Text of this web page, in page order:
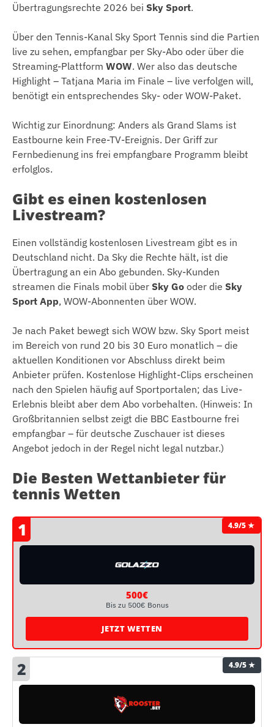
Übertragungsrechte 2026 bei Sky Sport.
Über den Tennis-Kanal Sky Sport Tennis sind die Partien
live zu sehen, empfangbar per Sky-Abo oder über die
Streaming-Plattform WOW. Wer also das deutsche
Highlight – Tatjana Maria im Finale – live verfolgen will,
benötigt ein entsprechendes Sky- oder WOW-Paket.
Wichtig zur Einordnung: Anders als Grand Slams ist
Eastbourne kein Free-TV-Ereignis. Der Griff zur
Fernbedienung ins frei empfangbare Programm bleibt
erfolglos.
Gibt es einen kostenlosen
Livestream?
Einen vollständig kostenlosen Livestream gibt es in
Deutschland nicht. Da Sky die Rechte hält, ist die
Übertragung an ein Abo gebunden. Sky-Kunden
streamen die Finals mobil über Sky Go oder die Sky
Sport App, WOW-Abonnenten über WOW.
Je nach Paket bewegt sich WOW bzw. Sky Sport meist
im Bereich von rund 20 bis 30 Euro monatlich – die
aktuellen Konditionen vor Abschluss direkt beim
Anbieter prüfen. Kostenlose Highlight-Clips erscheinen
nach den Spielen häufig auf Sportportalen; das Live-
Erlebnis bleibt aber dem Abo vorbehalten. (Hinweis: In
Großbritannien selbst zeigt die BBC Eastbourne frei
empfangbar – für deutsche Zuschauer ist dieses
Angebot jedoch in der Regel nicht legal nutzbar.)
Die Besten Wettanbieter für
tennis Wetten
1 4.9/5 ★
500€
Bis zu 500€ Bonus
JETZT WETTEN
2 4.9/5 ★